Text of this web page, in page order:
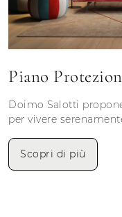
Piano
Doimo Salotti
per vivere
Scopri di più